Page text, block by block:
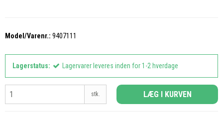
Model/Varenr.: 9407111
Lagerstatus: Lagervarer leveres inden for 1-2 hverdage
stk. LÆG I KURVEN